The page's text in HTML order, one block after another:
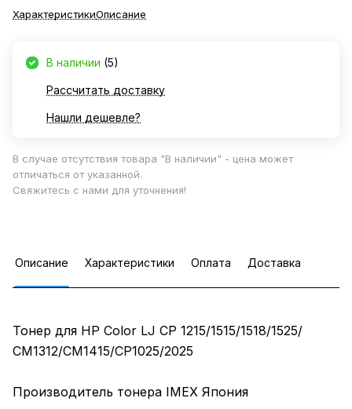
ХарактеристикиОписание
В наличии (5)
Рассчитать доставку
Нашли дешевле?
В случае отсутствия товара "В наличии" - цена может
отличаться от указанной.
Свяжитесь с нами для уточнения!
Описание Характеристики Оплата Доставка
Тонер для HP Color LJ CP 1215/1515/1518/1525/
СМ1312/CM1415/CP1025/2025
Производитель тонера IMEX Япония